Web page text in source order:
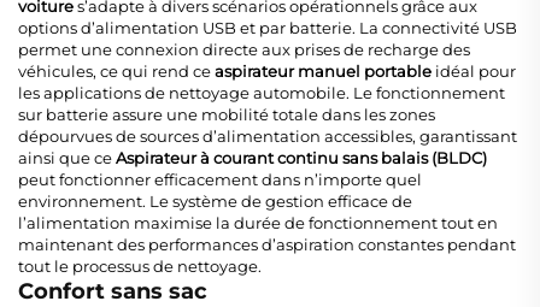
voitures’adapte à divers scénarios opérationnels grâce aux
options d’alimentation USB et par batterie. La connectivité USB
permet une connexion directe aux prises de recharge des
véhicules, ce qui rend ceaspirateur manuel portable idéal pour
les applications de nettoyage automobile. Le fonctionnement
sur batterie assure une mobilité totale dans les zones
dépourvues de sources d’alimentation accessibles, garantissant
ainsi que ceAspirateur à courant continu sans balais (BLDC)
peut fonctionner efficacement dans n’importe quel
environnement. Le système de gestion efficace de
l’alimentation maximise la durée de fonctionnement tout en
maintenant des performances d’aspiration constantes pendant
tout le processus de nettoyage.
Confort sans sac